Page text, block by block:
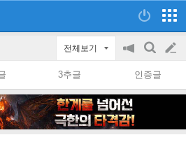
전체보기
공
on/off
검
색
글
쓰
3추글 인증글